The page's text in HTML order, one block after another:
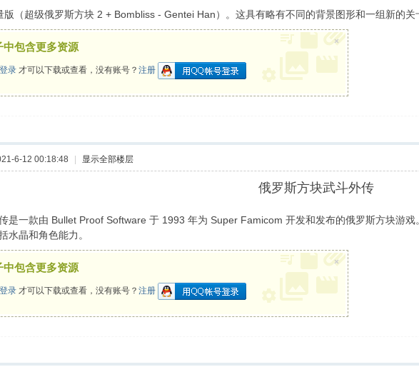
版（超级俄罗斯方块 2 + Bombliss - Gentei Han）。这具有略有不同的背景图形和一组新的关
中包含更多资源
登录 才可以下载或查看，没有账号？注册
×
6-12 00:18:48 | 显示全部楼层
俄罗斯方块武斗外传
是一款由 Bullet Proof Software 于 1993 年为 Super Famicom 开发和发布的俄罗斯方块游
水晶和角色能力。
中包含更多资源
登录 才可以下载或查看，没有账号？注册
×